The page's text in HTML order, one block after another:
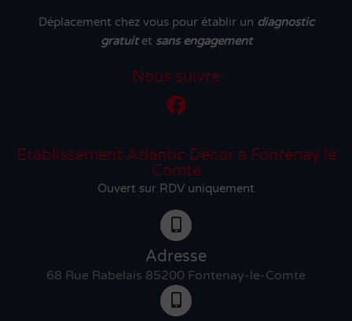
Déplacement chez vous pour établir un diagnostic
gratuitet sans engagement
Nous suivre
Établissement Atlantic Décor à Fontenay le
Comte
Ouvert sur RDV uniquement
Adresse
68 Rue Rabelais 85200 Fontenay-le-Comte